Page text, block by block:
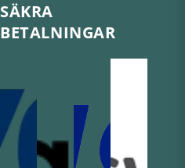
SÄKRA
BETALNINGAR